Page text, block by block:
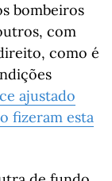
bombeiros
com
como é
ajustado
fizeram esta